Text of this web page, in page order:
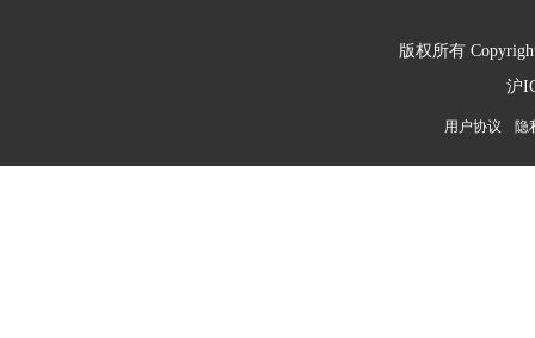
版权所有
沪
用户协议 隐